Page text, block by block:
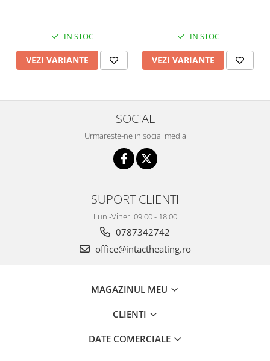
IN STOC
VEZI VARIANTE
IN STOC
VEZI VARIANTE
SOCIAL
Urmareste-ne in social media
SUPORT CLIENTI
Luni-Vineri 09:00 - 18:00
0787342742
office@intactheating.ro
MAGAZINUL MEU
CLIENTI
DATE COMERCIALE